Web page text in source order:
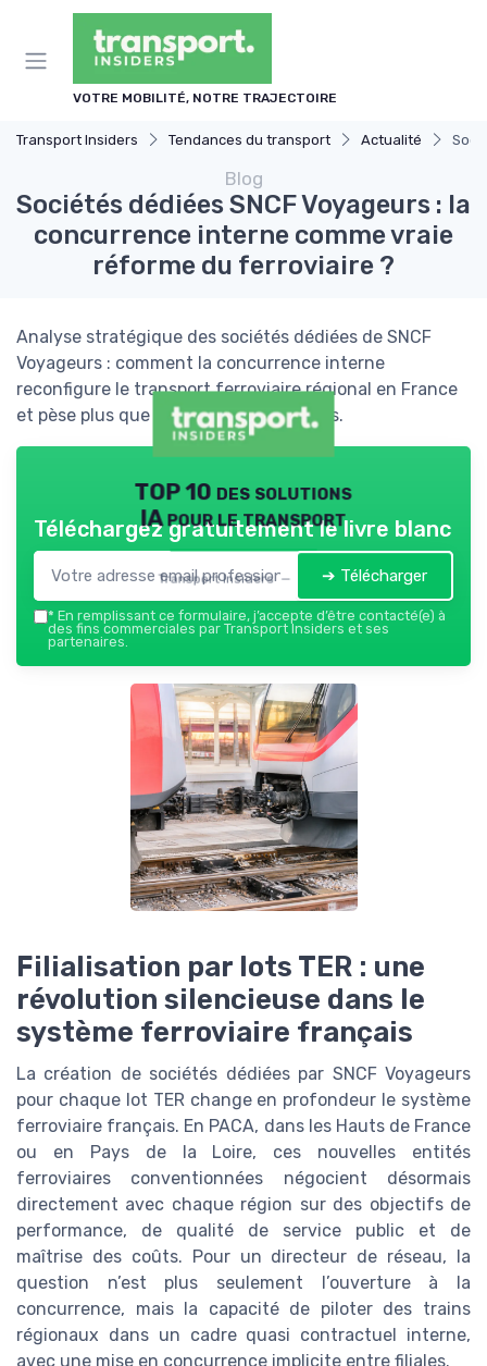
VOTRE MOBILITÉ, NOTRE TRAJECTOIRE
Transport Insiders Tendances du transport Actualité
Blog
Sociétés dédiées SNCF Voyageurs : la
concurrence interne comme vraie
réforme du ferroviaire ?
Analyse stratégique des sociétés dédiées de SNCF
Voyageurs : comment la concurrence interne
reconfigure le transport ferroviaire régional en France
et pèse plus que les nouveaux entrants.
TOP 10 des solutions
IA pour le transport
Transport Insiders — 2026
Téléchargez gratuitement le livre blanc
➔ Télécharger
* En remplissant ce formulaire, j’accepte d’être contacté(e) à
des fins commerciales par Transport Insiders et ses
partenaires.
Filialisation par lots TER : une
révolution silencieuse dans le
système ferroviaire français
La création de sociétés dédiées par SNCF Voyageurs
pour chaque lot TER change en profondeur le système
ferroviaire français. En PACA, dans les Hauts de France
ou en Pays de la Loire, ces nouvelles entités
ferroviaires conventionnées négocient désormais
directement avec chaque région sur des objectifs de
performance, de qualité de service public et de
maîtrise des coûts. Pour un directeur de réseau, la
question n’est plus seulement l’ouverture à la
concurrence, mais la capacité de piloter des trains
régionaux dans un cadre quasi contractuel interne,
avec une mise en concurrence implicite entre filiales.
Panneau de gestion des cookies